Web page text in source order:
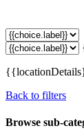
Back to filters
Browse sub-